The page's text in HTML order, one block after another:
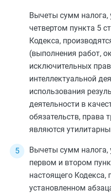
Вычеты сумм налога,
четвертом пункта 5
Кодекса,
(выполнения работ,
исключительных
интеллектуальной
использования
деятельности в
обязательств, права
являются
Вычеты сумм налога,
первом и втором
настоящего Кодекса,
установленном